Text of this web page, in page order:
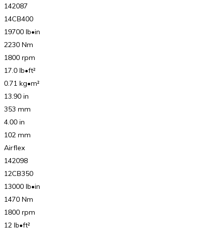
142087
14CB400
19700 lb•in
2230 Nm
1800 rpm
17.0 lb•ft²
0.71 kg•m²
13.90 in
353 mm
4.00 in
102 mm
Airflex
142098
12CB350
13000 lb•in
1470 Nm
1800 rpm
12 lb•ft²